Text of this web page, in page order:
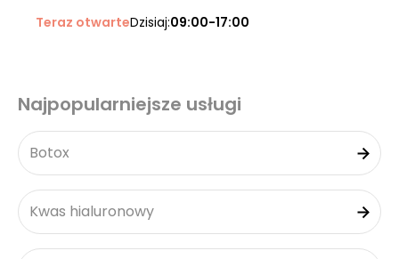
Teraz otwarteDzisiaj:09:00-17:00
Najpopularniejsze usługi
Botox
Kwas hialuronowy